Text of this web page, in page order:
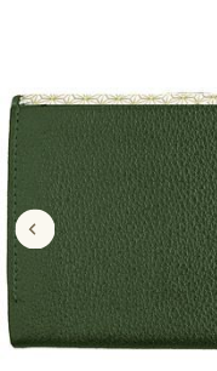
キッチン・雑貨・日用
家具・収納
寝具・ベッド
カーテン・ラグ・ファ
美容・健康通販すべて
美容・健康・サプリメ
制服・スクール
制服・スクールすべて
制服・学生服
ジュニア・ティーンズ
大きいサイズ
大きいサイズ通販すべ
大きいサイズ レディー
バーゲン
バーゲンセール
詳細検索
寝具・ベッド
カーテン・ラグ・ファ
美容・健康・サプリメ
制服・スクールすべて
制服・学生服
ジュニア・ティーンズ
大きいサイズ
大きいサイズ通販すべ
大きいサイズ レディー
大きいサイズ レディー
バーゲン
バーゲンセール
シークレットセール
詳細検索
商品カテゴリ一覧